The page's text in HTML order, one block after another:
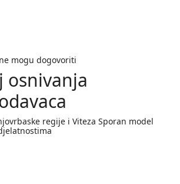
mogu dogovoriti
osnivanja
regije i Viteza Sporan model